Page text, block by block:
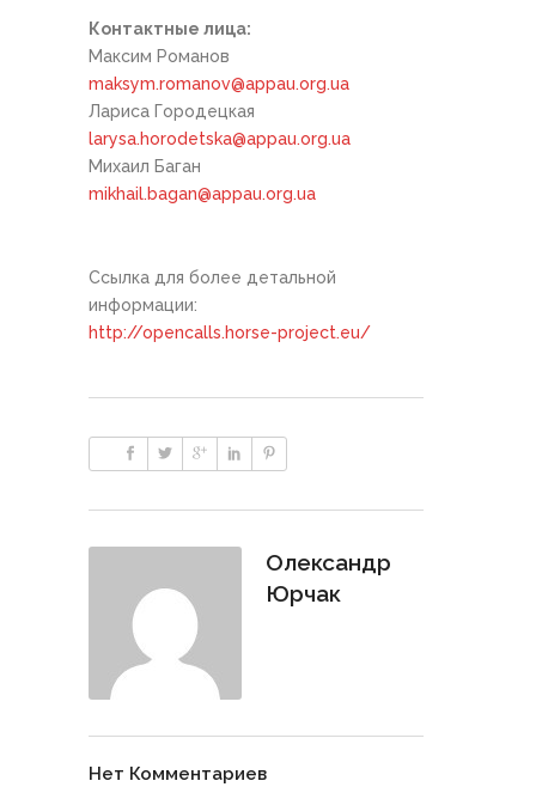
Контактные лица:
Максим Романов
maksym.romanov@appau.org.ua
Лариса Городецкая
larysa.horodetska@appau.org.ua
Михаил Баган
mikhail.bagan@appau.org.ua
Ссылка для более детальной
информации:
http://opencalls.horse-project.eu/
Олександр
Юрчак
Нет Комментариев